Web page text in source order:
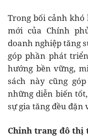
Trong bối cảnh
mới của Chính
doanh nghiệp tăng
góp phần phát
hướng bền vững,
sách này cũng
những diễn biến
sự gia tăng đều đặn
Chỉnh trang đô thị